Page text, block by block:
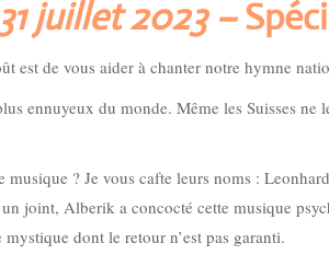
juillet 2023 –
est de vous aider à chanter notre hymne
ennuyeux du monde. Même les Suisses
? Je vous cafte leurs noms :
joint, Alberik a concocté cette musique
dont le retour n’est pas garanti.